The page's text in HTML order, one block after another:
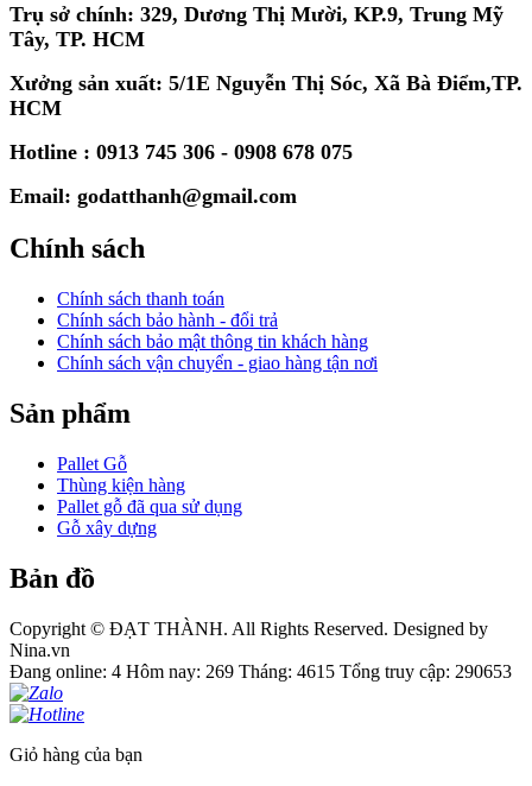
Trụ sở chính: 329, Dương Thị Mười, KP.9, Trung Mỹ
Tây, TP. HCM
Xưởng sản xuất: 5/1E Nguyễn Thị Sóc, Xã Bà Điểm,TP.
HCM
Hotline : 0913 745 306 - 0908 678 075
Email: godatthanh@gmail.com
Chính sách
Chính sách thanh toán
Chính sách bảo hành - đổi trả
Chính sách bảo mật thông tin khách hàng
Chính sách vận chuyển - giao hàng tận nơi
Sản phẩm
Pallet Gỗ
Thùng kiện hàng
Pallet gỗ đã qua sử dụng
Gỗ xây dựng
Bản đồ
Copyright © ĐẠT THÀNH. All Rights Reserved. Designed by
Nina.vn
Đang online: 4 Hôm nay: 269 Tháng: 4615 Tổng truy cập: 290653
Giỏ hàng của bạn